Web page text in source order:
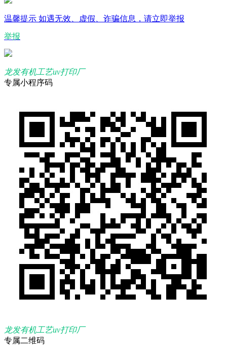
温馨提示 如遇无效、虚假、诈骗信息，请立即举报
举报
龙发有机工艺uv打印厂
专属小程序码
龙发有机工艺uv打印厂
专属二维码